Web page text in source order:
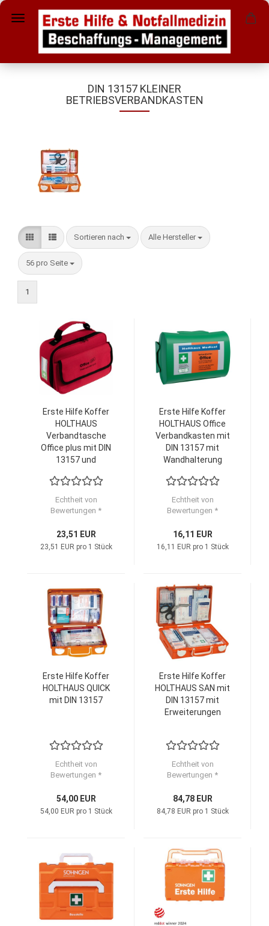
DIN 13157 KLEINER
BETRIEBSVERBANDKASTEN
Sortieren nach
Sortieren nach Alle Hersteller
pro Seite
56 pro Seite
pro Seite
1
Erste Hilfe Koffer
HOLTHAUS
Verbandtasche
Office plus mit DIN
13157 und
Echtheit von
Bewertungen *
23,51 EUR
23,51 EUR pro 1 Stück
Erste Hilfe Koffer
HOLTHAUS Office
Verbandkasten mit
DIN 13157 mit
Wandhalterung
Echtheit von
Bewertungen *
16,11 EUR
16,11 EUR pro 1 Stück
Erste Hilfe Koffer
HOLTHAUS QUICK
mit DIN 13157
Echtheit von
Bewertungen *
54,00 EUR
54,00 EUR pro 1 Stück
Erste Hilfe Koffer
HOLTHAUS SAN mit
DIN 13157 mit
Erweiterungen
Echtheit von
Bewertungen *
84,78 EUR
84,78 EUR pro 1 Stück